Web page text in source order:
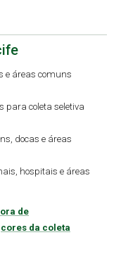
e áreas comuns
para coleta seletiva
docas e áreas
hospitais e áreas
de
cores da coleta